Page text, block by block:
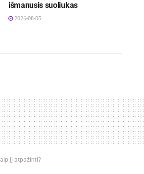
išmanusis suoliukas
2026-08-05
jį atpažinti?